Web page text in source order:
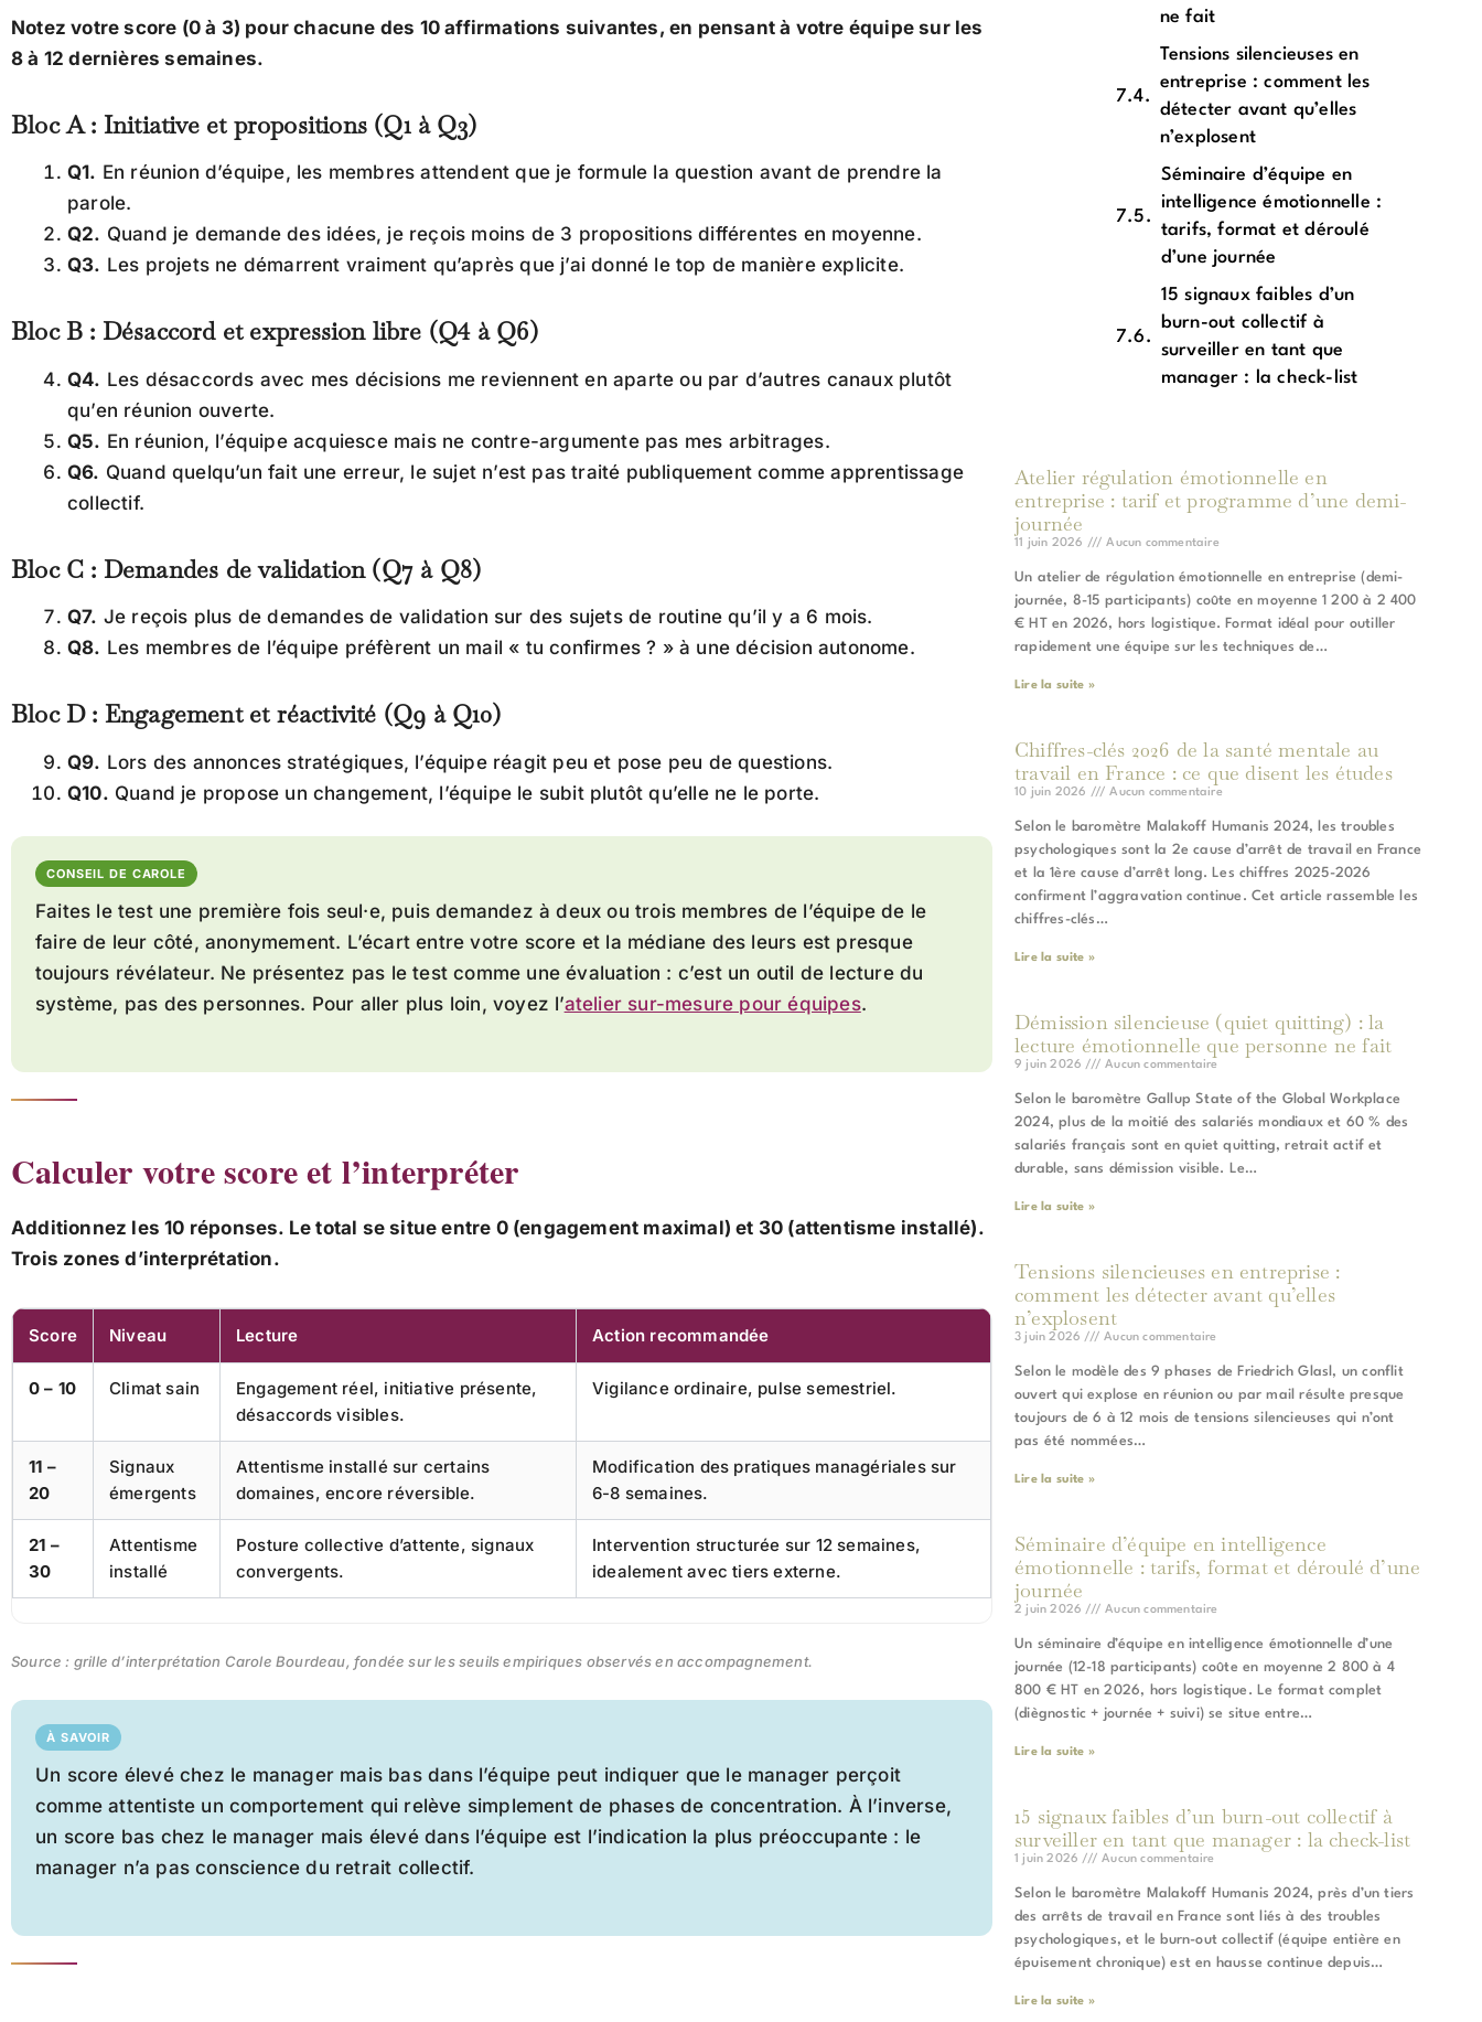
Notez votre score (0 à 3) pour chacune des 10 affirmations suivantes, en pensant à votre équipe sur les
8 à 12 dernières semaines.
Bloc A : Initiative et propositions (Q1 à Q3)
Q1. En réunion d’équipe, les membres attendent que je formule la question avant de prendre la
parole.
Q2. Quand je demande des idées, je reçois moins de 3 propositions différentes en moyenne.
Q3. Les projets ne démarrent vraiment qu’après que j’ai donné le top de manière explicite.
Bloc B : Désaccord et expression libre (Q4 à Q6)
Q4. Les désaccords avec mes décisions me reviennent en aparte ou par d’autres canaux plutôt
qu’en réunion ouverte.
Q5. En réunion, l’équipe acquiesce mais ne contre-argumente pas mes arbitrages.
Q6. Quand quelqu’un fait une erreur, le sujet n’est pas traité publiquement comme apprentissage
collectif.
Bloc C : Demandes de validation (Q7 à Q8)
Q7. Je reçois plus de demandes de validation sur des sujets de routine qu’il y a 6 mois.
Q8. Les membres de l’équipe préfèrent un mail « tu confirmes ? » à une décision autonome.
Bloc D : Engagement et réactivité (Q9 à Q10)
Q9. Lors des annonces stratégiques, l’équipe réagit peu et pose peu de questions.
Q10. Quand je propose un changement, l’équipe le subit plutôt qu’elle ne le porte.
CONSEIL DE CAROLE
Faites le test une première fois seul·e, puis demandez à deux ou trois membres de l’équipe de le
faire de leur côté, anonymement. L’écart entre votre score et la médiane des leurs est presque
toujours révélateur. Ne présentez pas le test comme une évaluation : c’est un outil de lecture du
système, pas des personnes. Pour aller plus loin, voyez l’atelier sur-mesure pour équipes.
Calculer votre score et l’interpréter
Additionnez les 10 réponses. Le total se situe entre 0 (engagement maximal) et 30 (attentisme installé).
Trois zones d’interprétation.
Score Niveau Lecture Action recommandée
0 – 10 Climat sain
Engagement réel, initiative présente,
désaccords visibles.
Vigilance ordinaire, pulse semestriel.
11 –
20
Signaux
émergents
Attentisme installé sur certains
domaines, encore réversible.
Modification des pratiques managériales sur
6-8 semaines.
21 –
30
Attentisme
installé
Posture collective d’attente, signaux
convergents.
Intervention structurée sur 12 semaines,
idealement avec tiers externe.
Source : grille d’interprétation Carole Bourdeau, fondée sur les seuils empiriques observés en accompagnement.
À SAVOIR
Un score élevé chez le manager mais bas dans l’équipe peut indiquer que le manager perçoit
comme attentiste un comportement qui relève simplement de phases de concentration. À l’inverse,
un score bas chez le manager mais élevé dans l’équipe est l’indication la plus préoccupante : le
manager n’a pas conscience du retrait collectif.
ne fait
Tensions silencieuses en
entreprise : comment les
détecter avant qu’elles
n’explosent
Séminaire d’équipe en
intelligence émotionnelle :
tarifs, format et déroulé
d’une journée
15 signaux faibles d’un
burn-out collectif à
surveiller en tant que
manager : la check-list
Atelier régulation émotionnelle en
entreprise : tarif et programme d’une demi-
journée
11 juin 2026 Aucun commentaire
Un atelier de régulation émotionnelle en entreprise (demi-
journée, 8-15 participants) coûte en moyenne 1 200 à 2 400
€ HT en 2026, hors logistique. Format idéal pour outiller
rapidement une équipe sur les techniques de…
Lire la suite »
Chiffres-clés 2026 de la santé mentale au
travail en France : ce que disent les études
10 juin 2026 Aucun commentaire
Selon le baromètre Malakoff Humanis 2024, les troubles
psychologiques sont la 2e cause d’arrêt de travail en France
et la 1ère cause d’arrêt long. Les chiffres 2025-2026
confirment l’aggravation continue. Cet article rassemble les
chiffres-clés…
Lire la suite »
Démission silencieuse (quiet quitting) : la
lecture émotionnelle que personne ne fait
9 juin 2026 Aucun commentaire
Selon le baromètre Gallup State of the Global Workplace
2024, plus de la moitié des salariés mondiaux et 60 % des
salariés français sont en quiet quitting, retrait actif et
durable, sans démission visible. Le…
Lire la suite »
Tensions silencieuses en entreprise :
comment les détecter avant qu’elles
n’explosent
3 juin 2026 Aucun commentaire
Selon le modèle des 9 phases de Friedrich Glasl, un conflit
ouvert qui explose en réunion ou par mail résulte presque
toujours de 6 à 12 mois de tensions silencieuses qui n’ont
pas été nommées…
Lire la suite »
Séminaire d’équipe en intelligence
émotionnelle : tarifs, format et déroulé d’une
journée
2 juin 2026 Aucun commentaire
Un séminaire d’équipe en intelligence émotionnelle d’une
journée (12-18 participants) coûte en moyenne 2 800 à 4
800 € HT en 2026, hors logistique. Le format complet
(diègnostic + journée + suivi) se situe entre…
Lire la suite »
15 signaux faibles d’un burn-out collectif à
surveiller en tant que manager : la check-list
1 juin 2026 Aucun commentaire
Selon le baromètre Malakoff Humanis 2024, près d’un tiers
des arrêts de travail en France sont liés à des troubles
psychologiques, et le burn-out collectif (équipe entière en
épuisement chronique) est en hausse continue depuis…
Lire la suite »